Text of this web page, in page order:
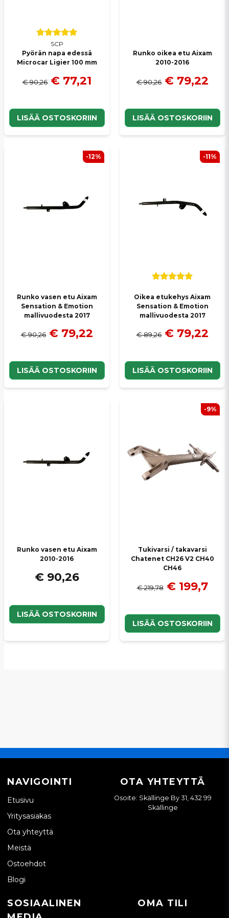
SCP
Pyörän napa edessä
Microcar Ligier 100 mm
€ 90,26 € 77,21
LISÄÄ OSTOSKORIIN
Runko oikea etu Aixam
2010-2016
€ 90,26 € 79,22
LISÄÄ OSTOSKORIIN
Runko vasen etu Aixam
Sensation & Emotion
mallivuodesta 2017
€ 90,26 € 79,22
LISÄÄ OSTOSKORIIN
-12%
Oikea etukehys Aixam
Sensation & Emotion
mallivuodesta 2017
€ 89,26 € 79,22
LISÄÄ OSTOSKORIIN
-11%
Runko vasen etu Aixam
2010-2016
€ 90,26
LISÄÄ OSTOSKORIIN
Tukivarsi / takavarsi
Chatenet CH26 V2 CH40
CH46
€ 219,78 € 199,7
LISÄÄ OSTOSKORIIN
-9%
NAVIGOINTI
Etusivu
Yritysasiakas
Ota yhteyttä
Meistä
Ostoehdot
Blogi
OTA YHTEYTTÄ
Osoite: Skällinge By 31, 432 99
Skällinge
SOSIAALINEN
OMA TILI